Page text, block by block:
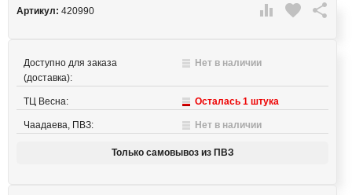
 favorite 
Артикул: 420990
Доступно для заказа
(доставка):
Нет в наличии
ТЦ Весна: Осталась 1 штука
Чаадаева, ПВЗ: Нет в наличии
Только самовывоз из ПВЗ